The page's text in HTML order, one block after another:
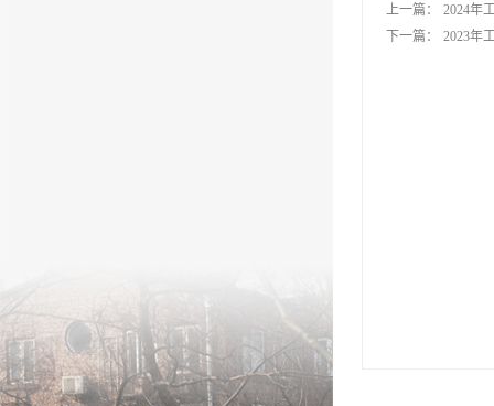
上一篇：
2024年
下一篇：
2023年